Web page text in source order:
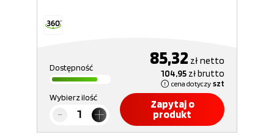
Dostępność 85,32 złnetto
104,95 złbrutto
cena dotyczy szt
Wybierz ilość
Zapytaj o
produkt